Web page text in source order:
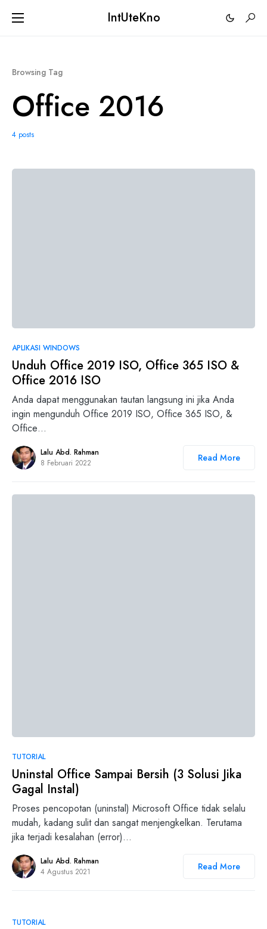
IntUteKno
Browsing Tag
Office 2016
4 posts
APLIKASI WINDOWS
Unduh Office 2019 ISO, Office 365 ISO &
Office 2016 ISO
Anda dapat menggunakan tautan langsung ini jika Anda
ingin mengunduh Office 2019 ISO, Office 365 ISO, &
Office…
Lalu Abd. Rahman
8 Februari 2022
Read More
TUTORIAL
Uninstal Office Sampai Bersih (3 Solusi Jika
Gagal Instal)
Proses pencopotan (uninstal) Microsoft Office tidak selalu
mudah, kadang sulit dan sangat menjengkelkan. Terutama
jika terjadi kesalahan (error)…
Lalu Abd. Rahman
4 Agustus 2021
Read More
TUTORIAL